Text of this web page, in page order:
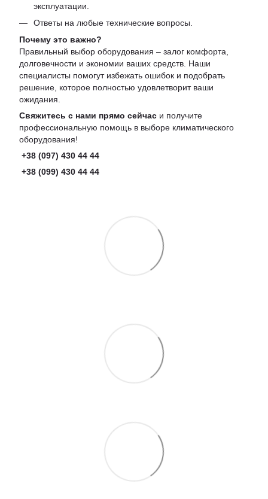
эксплуатации.
Ответы на любые технические вопросы.
Почему это важно?
Правильный выбор оборудования – залог комфорта,
долговечности и экономии ваших средств. Наши
специалисты помогут избежать ошибок и подобрать
решение, которое полностью удовлетворит ваши
ожидания.
Свяжитесь с нами прямо сейчас и получите
профессиональную помощь в выборе климатического
оборудования!
+38 (097) 430 44 44
+38 (099) 430 44 44